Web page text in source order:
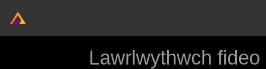
Lawrlwythwch fideo